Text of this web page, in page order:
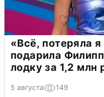
«Всё, потеряла
подарила
лодку за 1,2 млн
5 августа 149